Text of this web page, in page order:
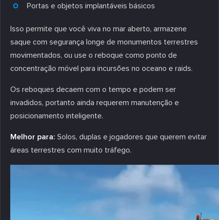
Portas e objetos implantáveis básicos
Isso permite que você viva no mar aberto, armazene
saque com segurança longe de monumentos terrestres
movimentados, ou use o reboque como ponto de
concentração móvel para incursões no oceano e raids.
Os reboques decaem com o tempo e podem ser
invadidos, portanto ainda requerem manutenção e
posicionamento inteligente.
Melhor para: Solos, duplas e jogadores que querem evitar
áreas terrestres com muito tráfego.